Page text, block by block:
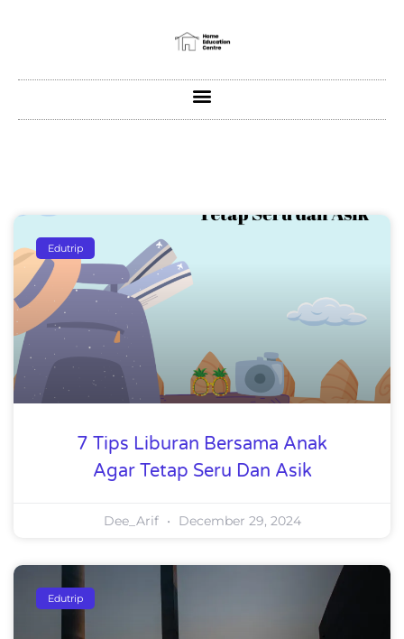
Edutrip
7 Tips Liburan Bersama Anak
Agar Tetap Seru Dan Asik
Dee_Arif December 29, 2024
Edutrip